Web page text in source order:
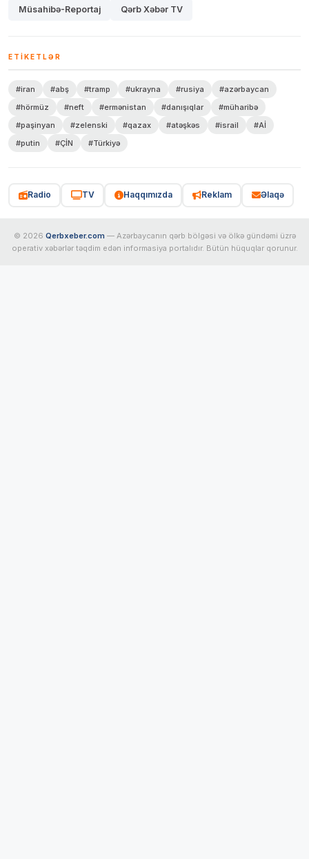
Müsahibə-Reportaj Qərb Xəbər TV
ETIKETLƏR
#iran #abş #tramp #ukrayna #rusiya
#azərbaycan
#hörmüz
#neft #ermənistan #danışıqlar
#müharibə
#paşinyan
#zelenski #qazax #atəşkəs #israil
#Aİ
#putin
#ÇİN #Türkiyə
Radio TV Haqqımızda Reklam Əlaqə
© 2026 Qerbxeber.com — Azərbaycanın qərb bölgəsi və ölkə gündəmi üzrə
operativ xəbərlər təqdim edən informasiya portalıdır. Bütün hüquqlar qorunur.